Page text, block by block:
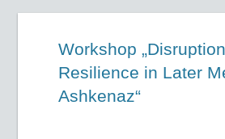
Workshop
Resilience in Later
Ashkenaz“